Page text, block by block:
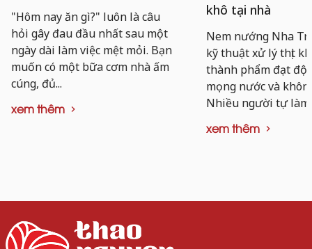
"Hôm nay ăn gì?" luôn là câu
hỏi gây đau đầu nhất sau một
ngày dài làm việc mệt mỏi. Bạn
muốn có một bữa cơm nhà ấm
cúng, đủ...
xem thêm
khô tại nhà
Nem nướng Nha
kỹ thuật xử lý thịt
thành phẩm đạt độ
mọng nước và
Nhiều người tự
xem thêm